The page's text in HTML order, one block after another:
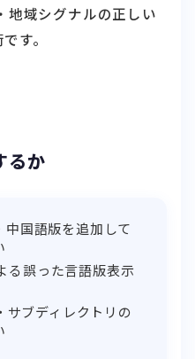
地域シグナルの正しい
す。
るか
中国語版を追加して
誤った言語版表示
ブディレクトリの